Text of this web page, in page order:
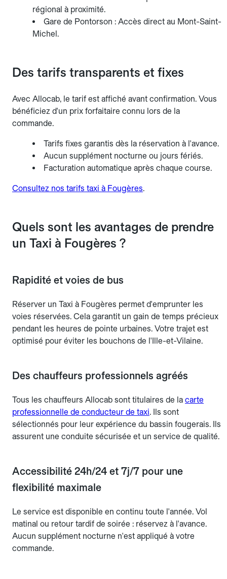
régional à proximité.
Gare de Pontorson : Accès direct au Mont-Saint-
Michel.
Des tarifs transparents et fixes
Avec Allocab, le tarif est affiché avant confirmation. Vous
bénéficiez d'un prix forfaitaire connu lors de la
commande.
Tarifs fixes garantis dès la réservation à l'avance.
Aucun supplément nocturne ou jours fériés.
Facturation automatique après chaque course.
Consultez nos tarifs taxi à Fougères.
Quels sont les avantages de prendre
un Taxi à Fougères ?
Rapidité et voies de bus
Réserver un Taxi à Fougères permet d'emprunter les
voies réservées. Cela garantit un gain de temps précieux
pendant les heures de pointe urbaines. Votre trajet est
optimisé pour éviter les bouchons de l'Ille-et-Vilaine.
Des chauffeurs professionnels agréés
Tous les chauffeurs Allocab sont titulaires de la carte
professionnelle de conducteur de taxi. Ils sont
sélectionnés pour leur expérience du bassin fougerais. Ils
assurent une conduite sécurisée et un service de qualité.
Accessibilité 24h/24 et 7j/7 pour une
flexibilité maximale
Le service est disponible en continu toute l'année. Vol
matinal ou retour tardif de soirée : réservez à l'avance.
Aucun supplément nocturne n'est appliqué à votre
commande.